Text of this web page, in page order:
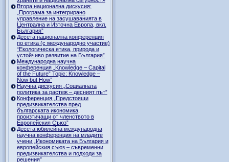
Втора национална дискусия:
„Програма за интегрирано
управление на засушаванията в
Централна и Източна Европа, вкл.
България”
Десета национална конференция
по етика (с международно участие)
“Екологическа етика, природа и
устойчиво развитие на България”
Международна научна
конференция „Knowledge – Capital
of the Future” Topic: Knowledge –
Now but How”
Научна дискусия „Социалната
политика за растеж – десният път”
Конференция „Предстоящи
предизвикателства пред
българската икономика,
произтичащи от членството в
Европейския Съюз”
Десета юбилейна международна
научна конференция на младите
учени „Икономиката на България и
европейския съюз – съвременни
предизвикателства и подходи за
решения”